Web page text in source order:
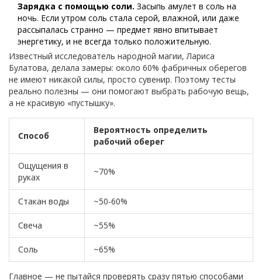
Зарядка с помощью соли. Засыпь амулет в соль на
ночь. Если утром соль стала серой, влажной, или даже
рассыпалась странно — предмет явно впитывает
энергетику, и не всегда только положительную.
Известный исследователь народной магии, Лариса
Булатова, делала замеры: около 60% фабричных оберегов
не имеют никакой силы, просто сувенир. Поэтому тесты
реально полезны — они помогают выбрать рабочую вещь,
а не красивую «пустышку».
Способ
Вероятность определить
рабочий оберег
Ощущения в
руках
~70%
Стакан воды ~50-60%
Свеча ~55%
Соль ~65%
Главное — не пытайся проверять сразу пятью способами